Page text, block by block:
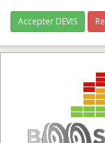
Accepter DEVIS